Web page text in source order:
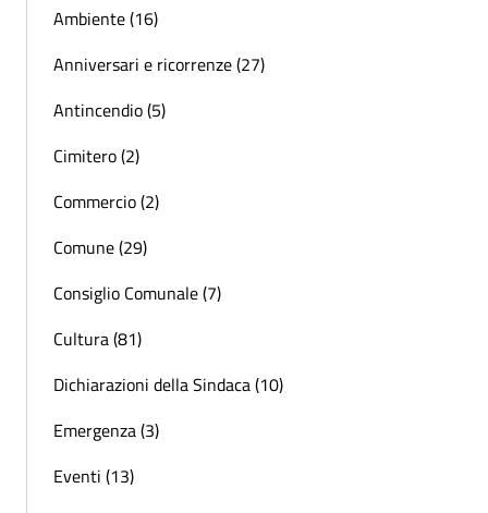
Ambiente (16)
Anniversari e ricorrenze (27)
Antincendio (5)
Cimitero (2)
Commercio (2)
Comune (29)
Consiglio Comunale (7)
Cultura (81)
Dichiarazioni della Sindaca (10)
Emergenza (3)
Eventi (13)